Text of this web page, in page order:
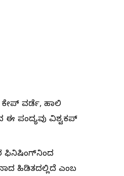
ಕೇಪ್ ವರ್ಡೆ, ಹಾಲಿ
ಪಂದ್ಯವು ವಿಶ್ವಕಪ್
ಫಿನಿಷಿಂಗ್‌ನಿಂದ
ಹಿಡಿತದಲ್ಲಿದೆ ಎಂಬ